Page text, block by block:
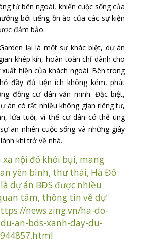
từ bên ngoài, khiến cuộc sống của
bởi tiếng ồn ào của các sự kiện
đảm bảo.
lại là một sự khác biệt, dự án
khép kín, hoàn toàn chỉ dành cho
hiện của khách ngoài. Bên trong
đầy đủ tiện ích không kém, phát
đồng cư dân văn minh. Đặc biệt,
án có rất nhiều không gian riêng tư,
lứa tuổi, vì thế cư dân có thể ung
an nhiên cuộc sống và những giây
khi trở về nhà.
xa nội đô khói bụi, mang
yên bình, thư thái, Hà Đô
dự án BĐS được nhiều
tâm, thông tin về dự
news.zing.vn/ha-do-
an-bds-xanh-day-du-